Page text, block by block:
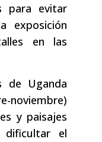
para evitar
exposición
en las
de Uganda
y paisajes
dificultar el